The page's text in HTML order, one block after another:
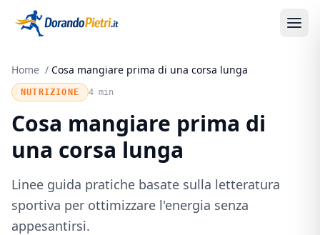
Home / Cosa mangiare prima di una corsa lunga
NUTRIZIONE 4 min
Cosa mangiare prima di
una corsa lunga
Linee guida pratiche basate sulla letteratura
sportiva per ottimizzare l'energia senza
appesantirsi.